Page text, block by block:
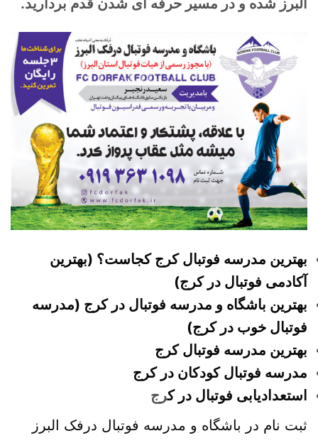
بهترین مدرسه فوتبال کرج کجاست؟ (بهترین
آکادمی فوتبال در کرج)
بهترین باشگاه و مدرسه فوتبال در کرج (مدرسه
فوتبال خوب در کرج)
بهترین مدرسه فوتبال کرج
مدرسه فوتبال کودکان در کرج
استعدادیابی فوتبال در کرج
ثبت نام در باشگاه و مدرسه فوتبال درفک البرز